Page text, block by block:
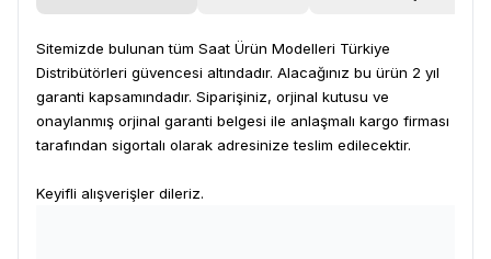
Sitemizde bulunan tüm Saat Ürün Modelleri Türkiye
Distribütörleri güvencesi altındadır. Alacağınız bu ürün 2 yıl
garanti kapsamındadır. Siparişiniz, orjinal kutusu ve
onaylanmış orjinal garanti belgesi ile anlaşmalı kargo firması
tarafından sigortalı olarak adresinize teslim edilecektir.
Keyifli alışverişler dileriz.